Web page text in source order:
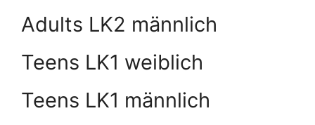
Adults LK2 männlich
Teens LK1 weiblich
Teens LK1 männlich